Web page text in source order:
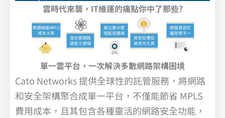
雲時代來襲，IT維運的痛點你中了那些?
單一雲平台，一次解決多數網路架構困境
Cato Networks 提供全球性的託管服務，將網路
和安全架構聚合成單一平台，不僅能節省 MPLS
費用成本，且其包含各種靈活的網路安全功能，